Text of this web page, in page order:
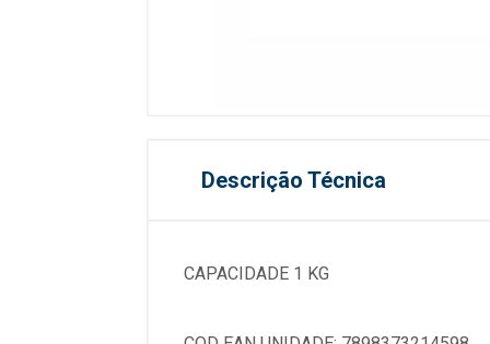
Descrição Técnica
CAPACIDADE 1 KG